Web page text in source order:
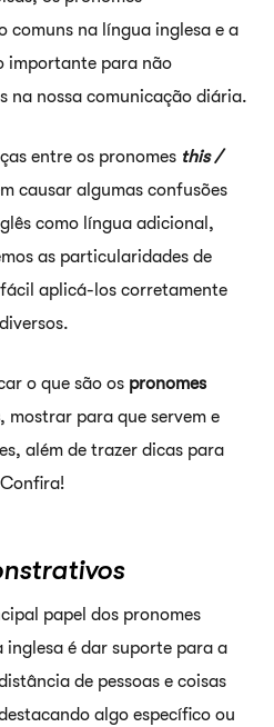
comuns na língua inglesa e a
importante para não
na nossa comunicação diária.
entre os pronomes this /
causar algumas confusões
como língua adicional,
as particularidades de
aplicá-los corretamente
o que são os pronomes
, mostrar para que servem e
além de trazer dicas para
papel dos pronomes
é dar suporte para a
de pessoas e coisas
algo específico ou